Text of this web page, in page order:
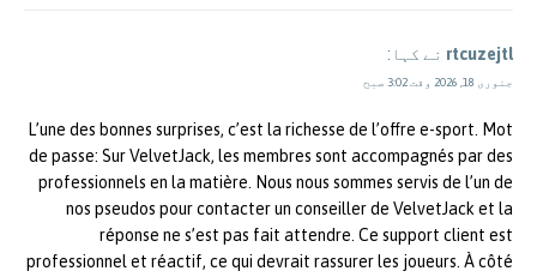
rtcuzejtl نے کہا:
جنوری 18, 2026 وقت 3:02 صبح
L’une des bonnes surprises, c’est la richesse de l’offre e-sport. Mot
de passe: Sur VelvetJack, les membres sont accompagnés par des
professionnels en la matière. Nous nous sommes servis de l’un de
nos pseudos pour contacter un conseiller de VelvetJack et la
réponse ne s’est pas fait attendre. Ce support client est
professionnel et réactif, ce qui devrait rassurer les joueurs. À côté